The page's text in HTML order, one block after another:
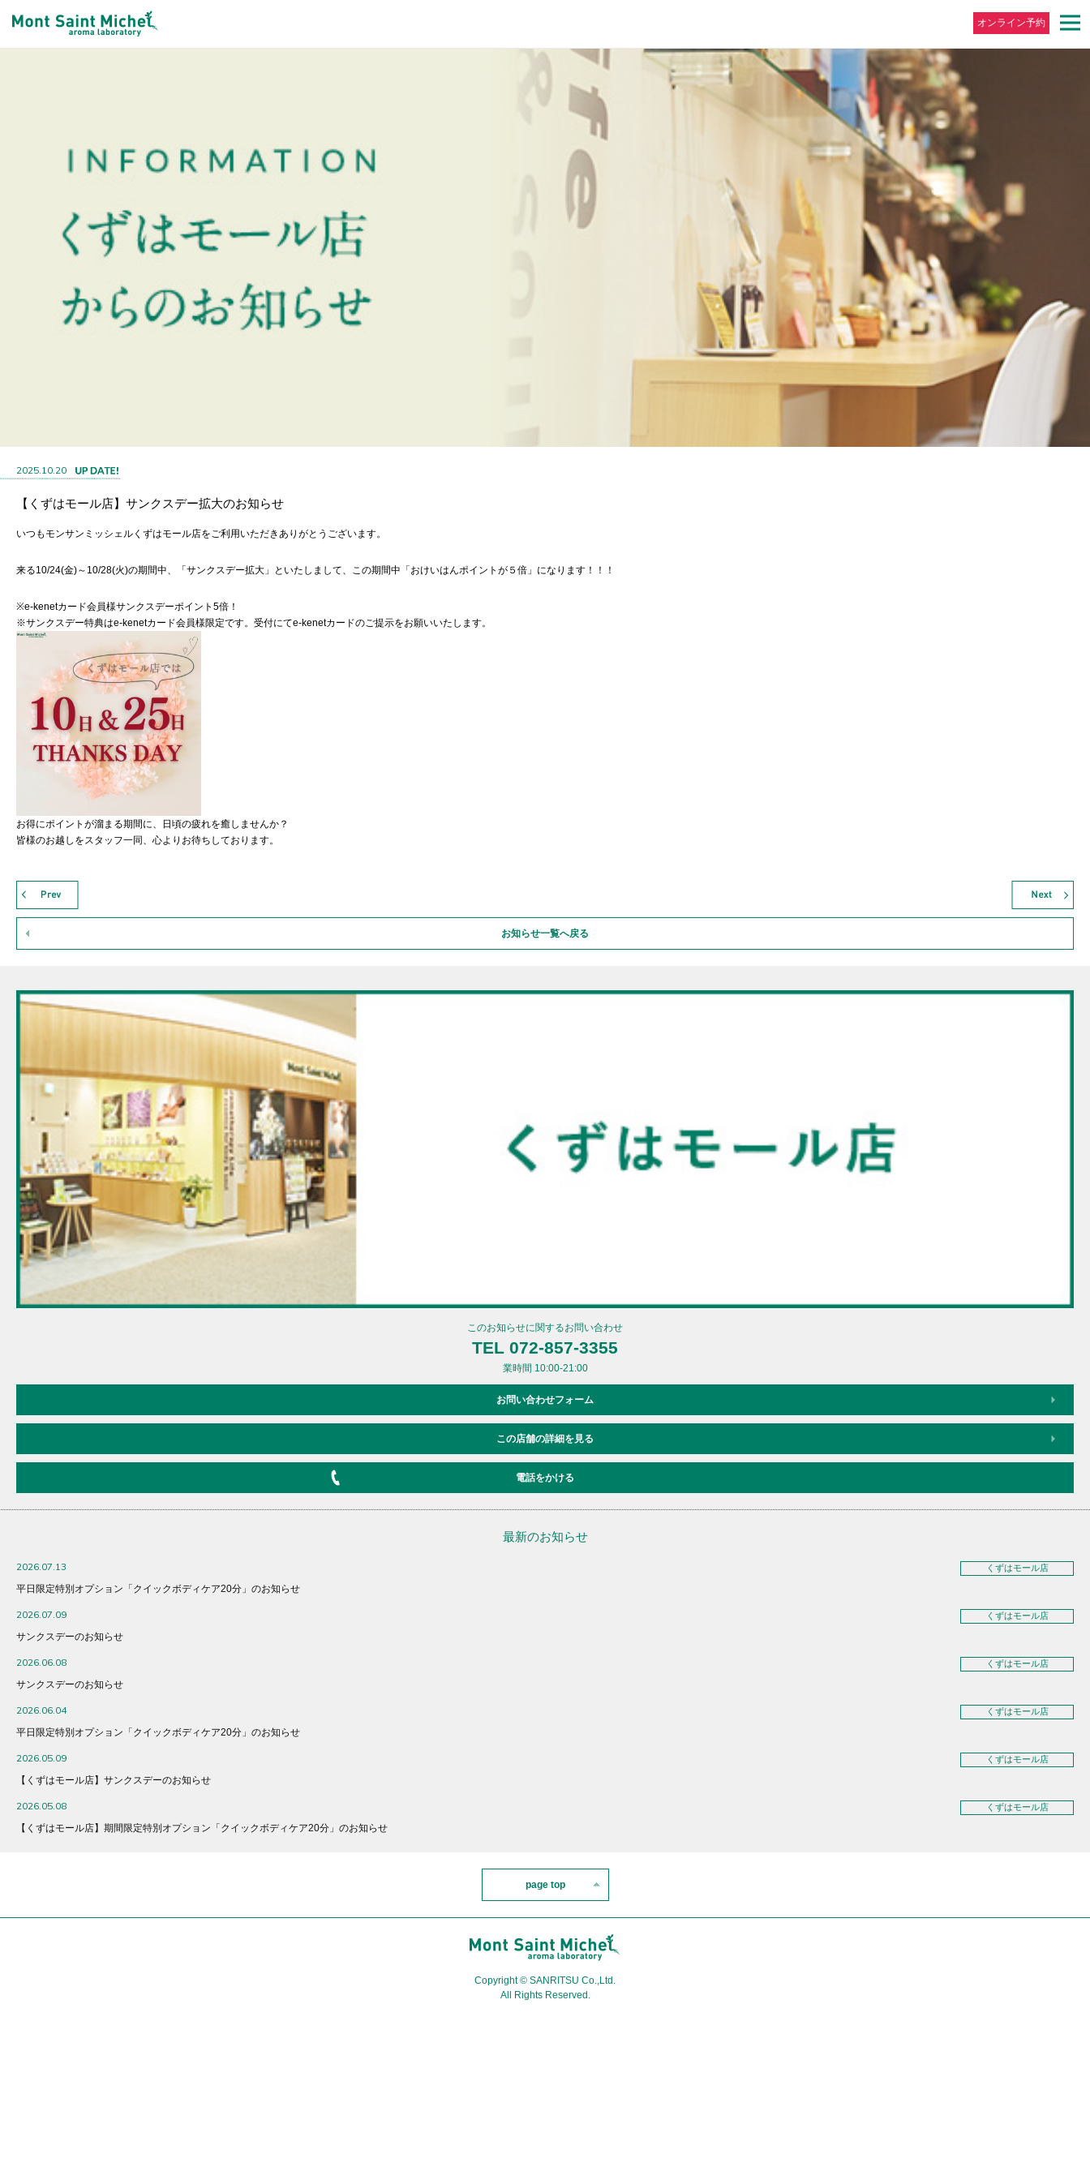
オンライン予約
2025.10.20
【くずはモール店】サンクスデー拡大のお知らせ
いつもモンサンミッシェルくずはモール店をご利用いただきありがとうございます。
来る10/24(金)～10/28(火)の期間中、「サンクスデー拡大」といたしまして、この期間中「おけいはんポイントが５倍」になります！！！
※e-kenetカード会員様サンクスデーポイント5倍！
※サンクスデー特典はe-kenetカード会員様限定です。受付にてe-kenetカードのご提示をお願いいたします。
お得にポイントが溜まる期間に、日頃の疲れを癒しませんか？
皆様のお越しをスタッフ一同、心よりお待ちしております。
お知らせ一覧へ戻る
このお知らせに関するお問い合わせ
TEL 072-857-3355
業時間 10:00-21:00
お問い合わせフォーム
この店舗の詳細を見る
電話をかける
最新のお知らせ
2026.07.13 くずはモール店
平日限定特別オプション「クイックボディケア20分」のお知らせ
2026.07.09 くずはモール店
サンクスデーのお知らせ
2026.06.08 くずはモール店
サンクスデーのお知らせ
2026.06.04 くずはモール店
平日限定特別オプション「クイックボディケア20分」のお知らせ
2026.05.09 くずはモール店
【くずはモール店】サンクスデーのお知らせ
2026.05.08 くずはモール店
【くずはモール店】期間限定特別オプション「クイックボディケア20分」のお知らせ
page top
Copyright © SANRITSU Co.,Ltd.
All Rights Reserved.